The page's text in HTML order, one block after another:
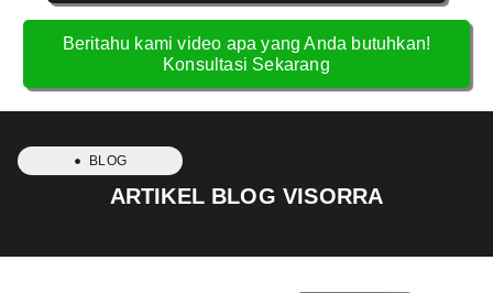
Beritahu kami video apa yang Anda butuhkan!
Konsultasi Sekarang
BLOG
ARTIKEL BLOG VISORRA